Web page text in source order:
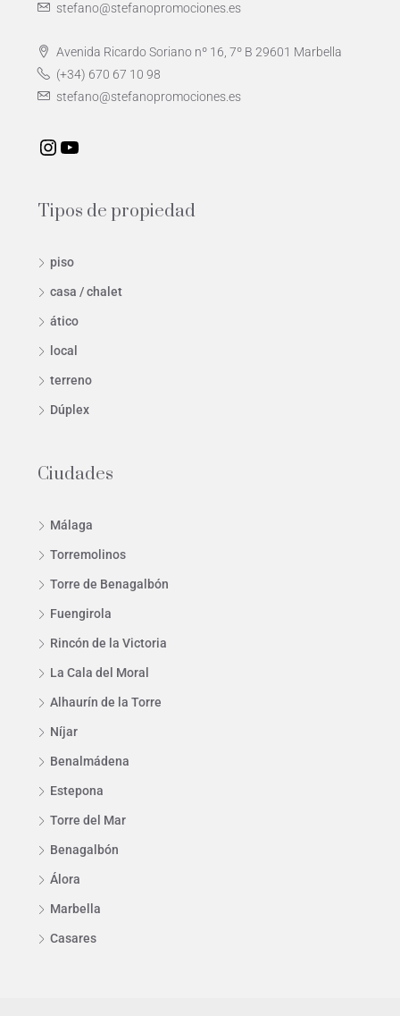
stefano@stefanopromociones.es
Avenida Ricardo Soriano nº 16, 7º B 29601 Marbella
(+34) 670 67 10 98
stefano@stefanopromociones.es
Tipos de propiedad
piso
casa / chalet
ático
local
terreno
Dúplex
Ciudades
Málaga
Torremolinos
Torre de Benagalbón
Fuengirola
Rincón de la Victoria
La Cala del Moral
Alhaurín de la Torre
Níjar
Benalmádena
Estepona
Torre del Mar
Benagalbón
Álora
Marbella
Casares